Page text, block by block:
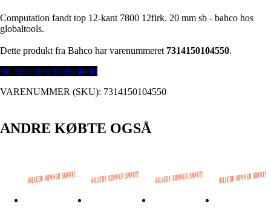
Computation fandt top 12-kant 7800 12firk. 20 mm sb - bahco hos
globaltools.
Dette produkt fra Bahco har varenummeret 7314150104550.
Se prisen hos Globaltools
VARENUMMER (SKU): 7314150104550
ANDRE KØBTE OGSÅ